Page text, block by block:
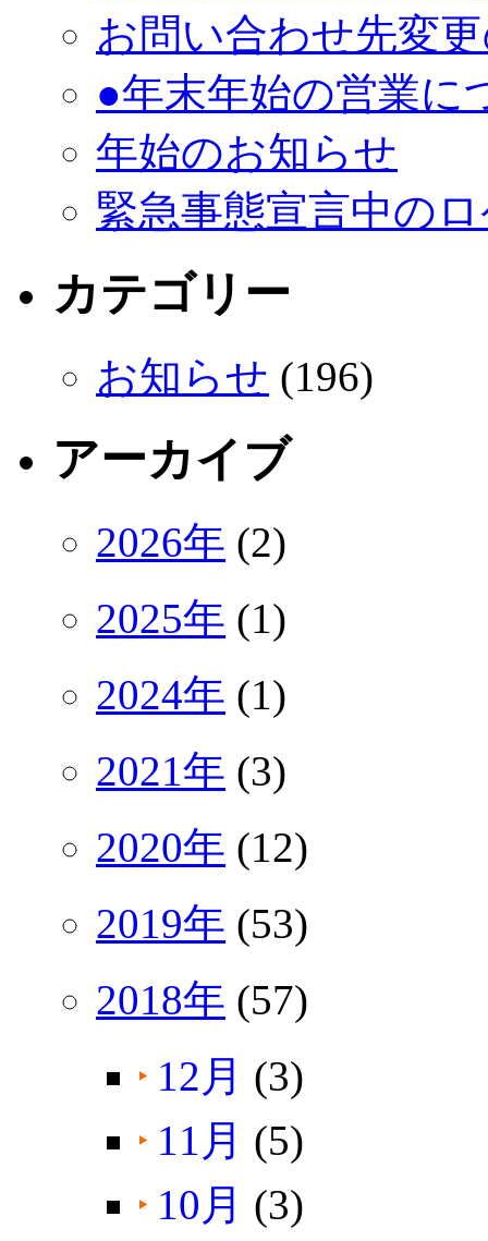
お問い合わせ先変
●年末年始の営業に
年始のお知らせ
緊急事態宣言中の
カテゴリー
お知らせ (196)
アーカイブ
2026年 (2)
2025年 (1)
2024年 (1)
2021年 (3)
2020年 (12)
2019年 (53)
2018年 (57)
12月 (3)
11月 (5)
10月 (3)